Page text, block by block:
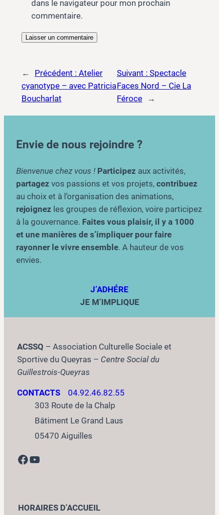
dans le navigateur pour mon prochain
commentaire.
← Précédent : Atelier
cyanotype – avec Patricia
Boucharlat
Suivant : Spectacle
Faces Nord – Cie La
Féroce
→
Envie de nous rejoindre ?
Bienvenue chez vous ! Participez aux activités,
partagez vos passions et vos projets, contribuez
au choix et à l’organisation des animations,
rejoignez les groupes de réflexion, voire participez
à la gouvernance. Faites vous plaisir, il y a 1000
et une manières de s’impliquer pour faire
rayonner le vivre ensemble. A hauteur de vos
envies.
J’ADHÉRE
JE M’IMPLIQUE
ACSSQ – Association Culturelle Sociale et
Sportive du Queyras – Centre Social du
Guillestrois-Queyras
CONTACTS
04.92.46.82.55
303 Route de la Chalp
Bâtiment Le Grand Laus
05470 Aiguilles
Facebook YouTube
HORAIRES D’ACCUEIL